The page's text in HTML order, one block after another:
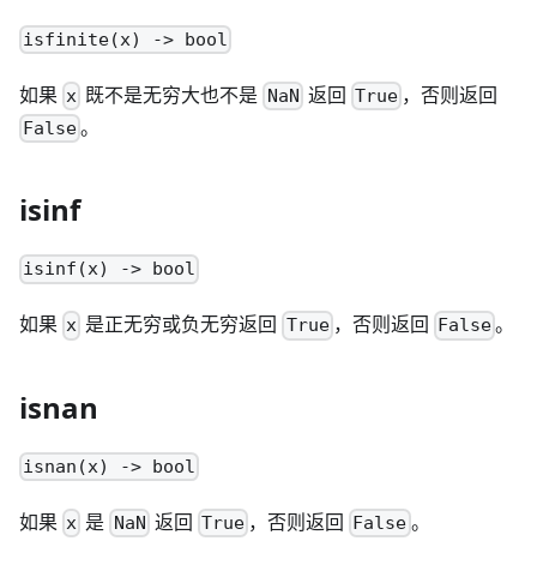
isfinite(x) -> bool
如果 x 既不是无穷大也不是 NaN 返回 True ，否则返回
False。
isinf
isinf(x) -> bool
如果 x 是正无穷或负无穷返回 True，否则返回 False。
isnan
isnan(x) -> bool
如果 x 是 NaN 返回 True ，否则返回 False。